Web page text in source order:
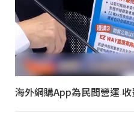
海外網購App為民間營運